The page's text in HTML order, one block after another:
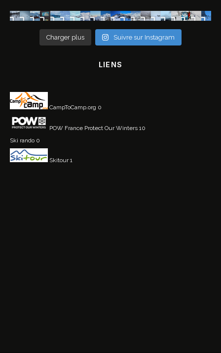
Charger plus Suivre sur Instagram
LIENS
CampToCamp.org 0
POW France Protect Our Winters 10
Ski rando 0
Skitour1